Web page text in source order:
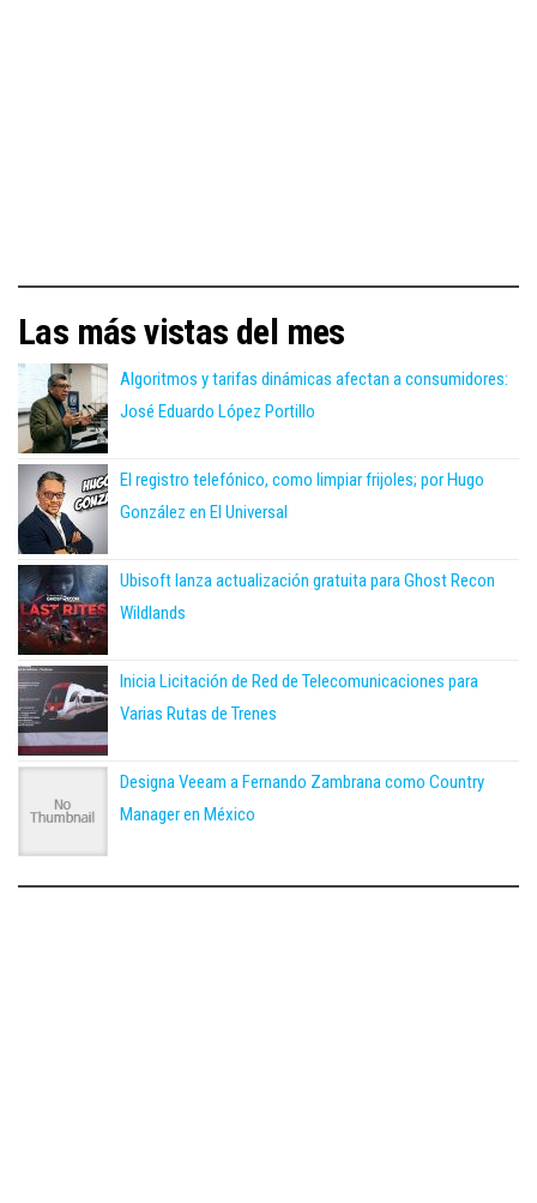
Las más vistas del mes
Algoritmos y tarifas dinámicas afectan a consumidores:
José Eduardo López Portillo
El registro telefónico, como limpiar frijoles; por Hugo
González en El Universal
Ubisoft lanza actualización gratuita para Ghost Recon
Wildlands
Inicia Licitación de Red de Telecomunicaciones para
Varias Rutas de Trenes
Designa Veeam a Fernando Zambrana como Country
Manager en México